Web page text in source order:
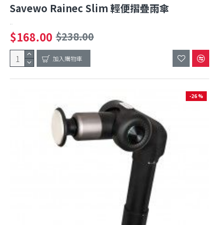
Savewo Rainec Slim 輕便摺疊雨傘
..
$168.00 $238.00
加入購物車
-26 %